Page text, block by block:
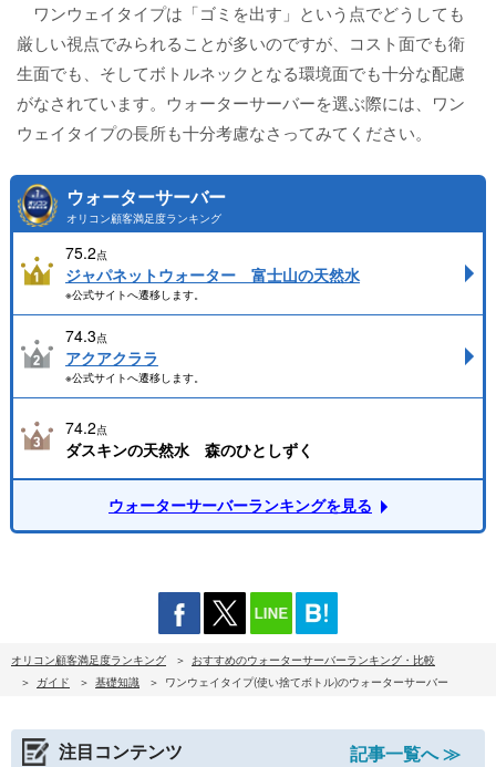
ワンウェイタイプは「ゴミを出す」という点でどうしても
厳しい視点でみられることが多いのですが、コスト面でも衛
生面でも、そしてボトルネックとなる環境面でも十分な配慮
がなされています。ウォーターサーバーを選ぶ際には、ワン
ウェイタイプの長所も十分考慮なさってみてください。
ウォーターサーバー
オリコン顧客満足度ランキング
75.2点
ジャパネットウォーター 富士山の天然水
※公式サイトへ遷移します。
74.3点
アクアクララ
※公式サイトへ遷移します。
74.2点
ダスキンの天然水 森のひとしずく
ウォーターサーバーランキングを見る
オリコン顧客満足度ランキング
おすすめのウォーターサーバーランキング・比較
ガイド
基礎知識 ワンウェイタイプ(使い捨てボトル)のウォーターサーバー
注目コンテンツ
記事一覧へ ≫